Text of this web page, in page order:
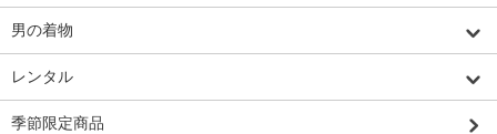
男の着物
レンタル
季節限定商品